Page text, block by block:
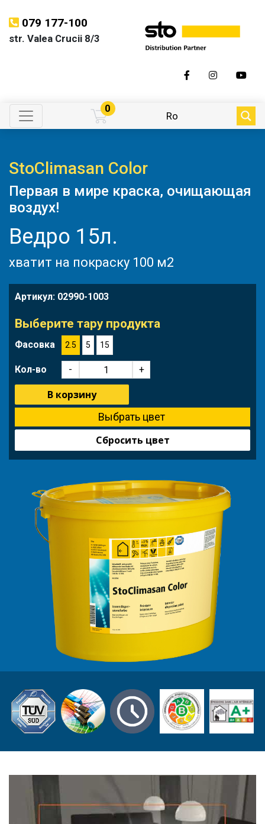
079 177-100
str. Valea Crucii 8/3
0
Ro
StoClimasan Color
Первая в мире краска, очищающая
воздух!
Ведро 15л.
хватит на покраску 100 м2
Артикул: 02990-1003
Выберите тару продукта
Фасовка 2.5 5 15
Кол-во - +
В корзину
Сбросить цвет